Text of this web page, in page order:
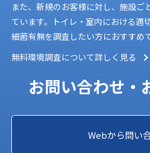
また、新規のお客様に対し、施設ご
ています。トイレ・室内における適
細菌有無を調査したい方におすすめで
無料環境調査について詳しく見る
お問い合わせ・
Webから問い